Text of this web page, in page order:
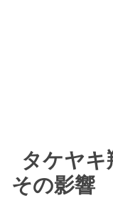
タケヤキ
その影響